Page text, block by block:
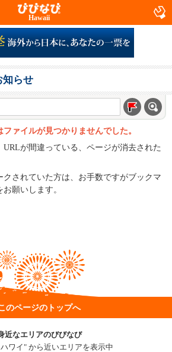
Hawaii
知らせ
ァイルが見つかりませんでした。
が間違っている、ページが消去された
クされていた方は、お手数ですがブックマ
願いします。
のページのトップへ
近なエリアのびびなび
ワイ" から近いエリアを表示中